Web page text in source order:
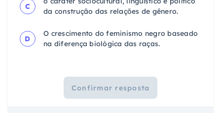
C
da construção das relações de gênero.
D
O crescimento do feminismo negro baseado
na diferença biológica das raças.
Confirmar resposta